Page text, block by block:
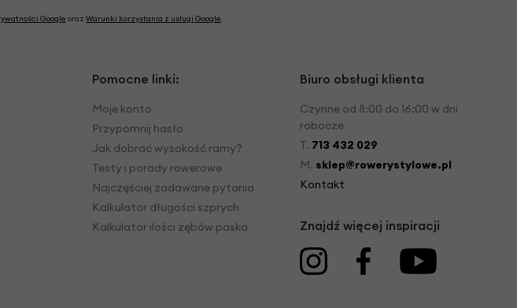
Google oraz Warunki korzystania z usługi Google
Pomocne linki:
Moje konto
Przypomnij hasło
Jak dobrać wysokość ramy?
Testy i porady rowerowe
Najczęściej zadawane pytania
Kalkulator długości szprych
Kalkulator ilości zębów paska
Biuro obsługi klienta
Czynne od 8:00 do 16:00 w dni
robocze
T. 713 432 029
M. sklep@rowerystylowe.pl
Kontakt
Znajdź więcej inspiracji